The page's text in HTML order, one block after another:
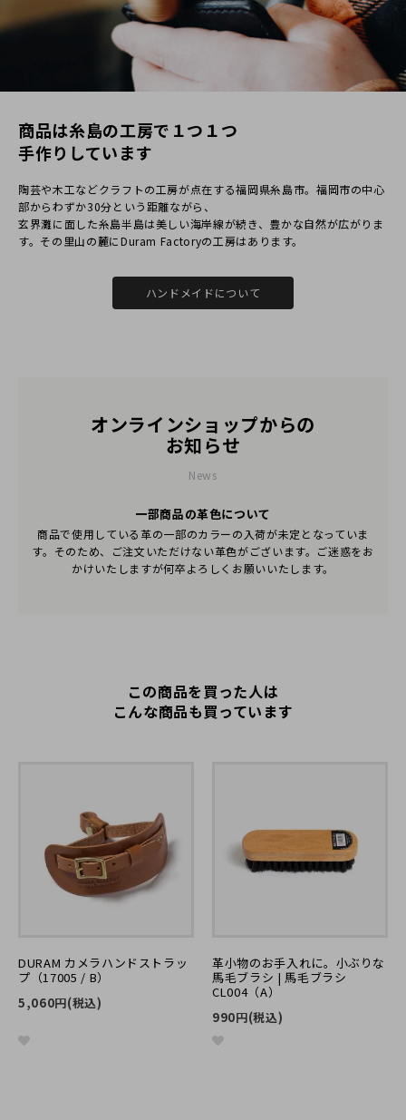
商品は⽷島の⼯房で１つ１つ
⼿作りしています
陶芸や⽊⼯などクラフトの⼯房が点在する福岡県⽷島市。福岡市の中⼼
部からわずか30分という距離ながら、
⽞界灘に⾯した⽷島半島は美しい海岸線が続き、豊かな⾃然が広がりま
す。その⾥⼭の麓にDuram Factoryの⼯房はあります。
ハンドメイドについて
オンラインショップからの
お知らせ
News
一部商品の革色について
商品で使用している革の一部のカラーの入荷が未定となっていま
す。そのため、ご注文いただけない革色がございます。ご迷惑をお
かけいたしますが何卒よろしくお願いいたします。
この商品を買った人は
こんな商品も買っています
DURAM カメラハンドストラッ
プ（17005 / B）
5,060円(税込)
革小物のお手入れに。小ぶりな
馬毛ブラシ | 馬毛ブラシ
CL004（A）
990円(税込)